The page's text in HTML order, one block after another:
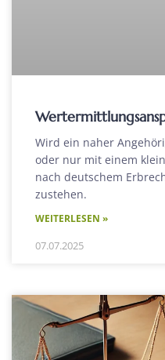
Wird ein naher
oder nur mit einem
nach deutschem
zustehen.
WEITERLESEN »
07.07.2025